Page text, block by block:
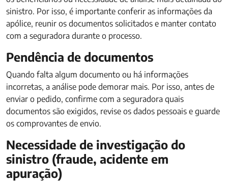
sinistro. Por isso, é importante conferir as informações da
apólice, reunir os documentos solicitados e manter contato
com a seguradora durante o processo.
Pendência de documentos
Quando falta algum documento ou há informações
incorretas, a análise pode demorar mais. Por isso, antes de
enviar o pedido, confirme com a seguradora quais
documentos são exigidos, revise os dados pessoais e guarde
os comprovantes de envio.
Necessidade de investigação do
sinistro (fraude, acidente em
apuração)